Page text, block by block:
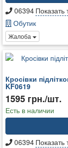
06394
Обутик
Жалоба
Кросівки
KF0619
1595 грн./шт.
Есть в наличии
06394